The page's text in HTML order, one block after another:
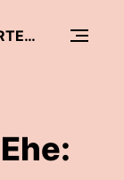
LÄUFT! ...WIEDER DER KLARTEXT-PODCAST FÜR SELBSTSTÄNDIGE